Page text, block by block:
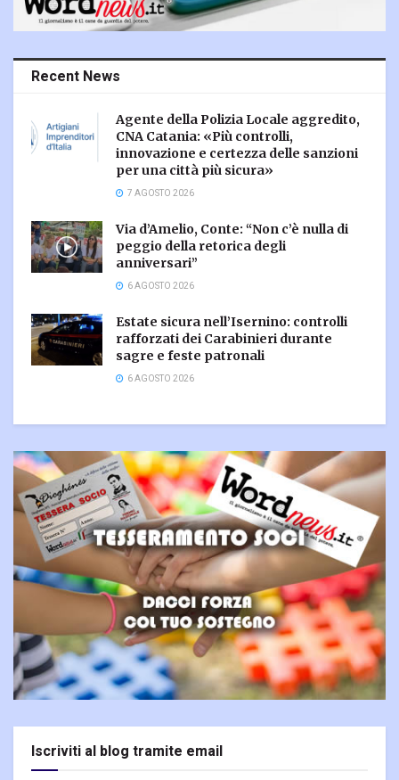
Recent News
Agente della Polizia Locale aggredito,
CNA Catania: «Più controlli,
innovazione e certezza delle sanzioni
per una città più sicura»
7 AGOSTO 2026
Via d’Amelio, Conte: “Non c’è nulla di
peggio della retorica degli
anniversari”
6 AGOSTO 2026
Estate sicura nell’Isernino: controlli
rafforzati dei Carabinieri durante
sagre e feste patronali
6 AGOSTO 2026
Iscriviti al blog tramite email